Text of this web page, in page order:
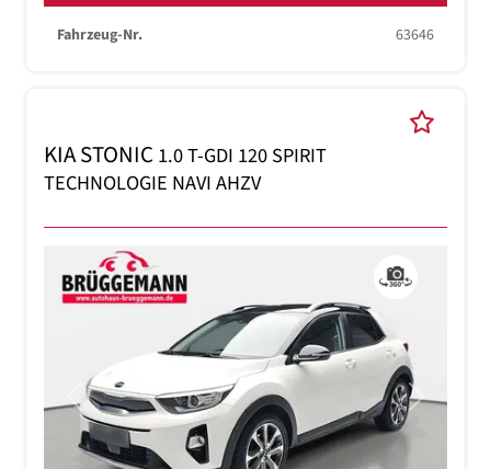
Fahrzeug-Nr. 63646
KIA STONIC 1.0 T-GDI 120 SPIRIT
TECHNOLOGIE NAVI AHZV
Previous Next